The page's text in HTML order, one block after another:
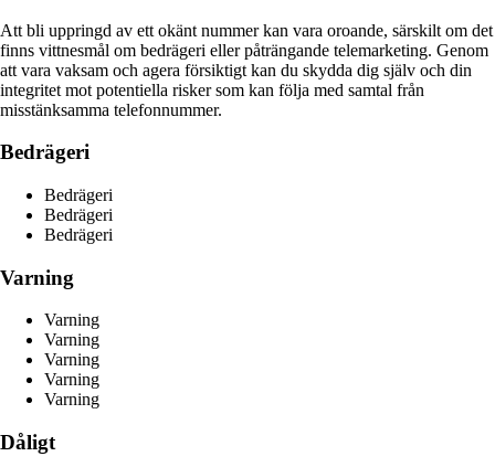
Att bli uppringd av ett okänt nummer kan vara oroande, särskilt om det
finns vittnesmål om bedrägeri eller påträngande telemarketing. Genom
att vara vaksam och agera försiktigt kan du skydda dig själv och din
integritet mot potentiella risker som kan följa med samtal från
misstänksamma telefonnummer.
Bedrägeri
Bedrägeri
Bedrägeri
Bedrägeri
Varning
Varning
Varning
Varning
Varning
Varning
Dåligt